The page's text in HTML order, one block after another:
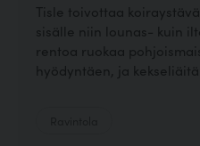
Tisle toivottaa
sisälle niin lounas- kuin
rentoa ruokaa
hyödyntäen, ja kekseliäitä...